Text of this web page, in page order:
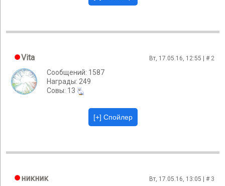
Vita Вт, 17.05.16, 12:55 | # 2
Сообщений: 1587
Награды: 249
Cовы: 13
никник Вт, 17.05.16, 13:05 | # 3